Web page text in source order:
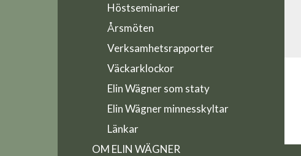
Höstseminarier
Årsmöten
Verksamhetsrapporter
Väckarklockor
Elin Wägner som staty
Elin Wägner minnesskyltar
Länkar
OM ELIN WÄGNER